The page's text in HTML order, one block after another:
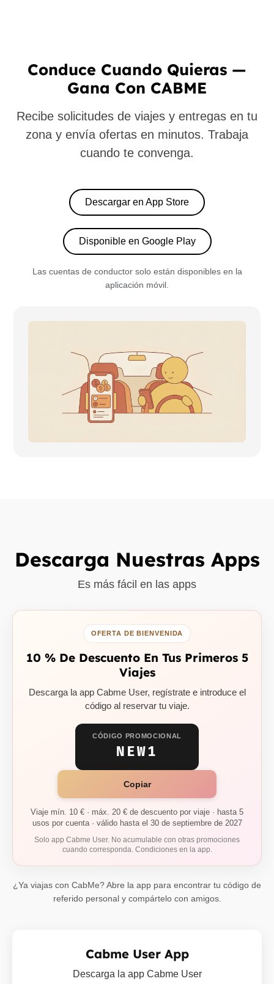
Conduce Cuando Quieras —
Gana Con CABME
Recibe solicitudes de viajes y entregas en tu
zona y envía ofertas en minutos. Trabaja
cuando te convenga.
Descargar en App Store
Disponible en Google Play
Las cuentas de conductor solo están disponibles en la
aplicación móvil.
Descarga Nuestras Apps
Es más fácil en las apps
OFERTA DE BIENVENIDA
10 % De Descuento En Tus Primeros 5
Viajes
Descarga la app Cabme User, regístrate e introduce el
código al reservar tu viaje.
CÓDIGO PROMOCIONAL
NEW1
Copiar
Viaje mín. 10 € · máx. 20 € de descuento por viaje · hasta 5
usos por cuenta · válido hasta el 30 de septiembre de 2027
Solo app Cabme User. No acumulable con otras promociones
cuando corresponda. Condiciones en la app.
¿Ya viajas con CabMe? Abre la app para encontrar tu código de
referido personal y compártelo con amigos.
Cabme User App
Descarga la app Cabme User